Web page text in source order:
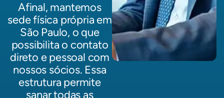
Afinal, mantemos
sede física própria em
São Paulo, o que
possibilita o contato
direto e pessoal com
nossos sócios. Essa
estrutura permite
sanar todas as